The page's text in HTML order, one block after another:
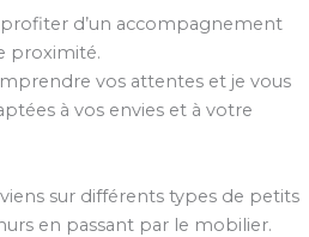
profiter d’un accompagnement
proximité.
vos attentes et je vous
à vos envies et à votre
sur différents types de petits
en passant par le mobilier.